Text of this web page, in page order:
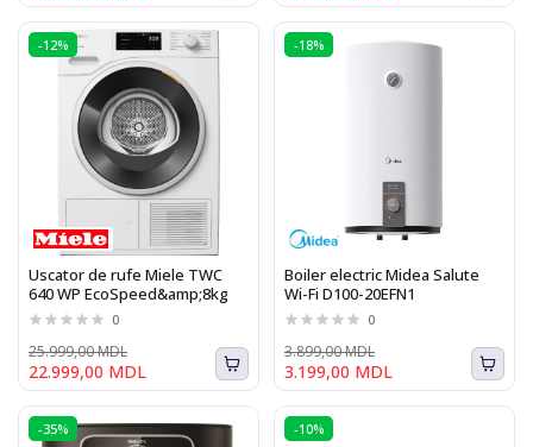
-12%
Uscator de rufe Miele TWC
640 WP EcoSpeed&amp;8kg
0
22.999,00 MDL
25.999,00 MDL
-18%
Boiler electric Midea Salute
Wi-Fi D100-20EFN1
0
3.199,00 MDL
3.899,00 MDL
-35% -10%